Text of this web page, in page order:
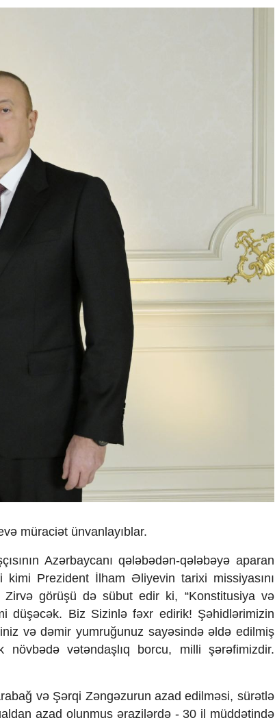
Sosium
müraciət ünvanlayıblar.
Azərbaycanı qələbədən-qələbəyə aparan
Prezident İlham Əliyevin tarixi missiyasını
görüşü də sübut edir ki, “Konstitusiya və
düşəcək. Biz Sizinlə fəxr edirik! Şəhidlərimizin
və dəmir yumruğunuz sayəsində əldə edilmiş
vətəndaşlıq borcu, milli şərəfimizdir.
və Şərqi Zəngəzurun azad edilməsi, sürətlə
azad olunmuş ərazilərdə - 30 il müddətində